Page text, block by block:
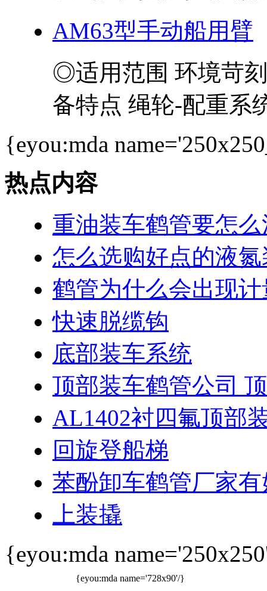
AM63型手动船用臂
◎适用范围 环境苛
备特点 绳轮-配重系
{eyou:mda
热点内容
重油装车鹤管要怎么
怎么选购好点的液氮
鹤管为什么会出现
快速脱缆钩
底部装车系统
顶部装车鹤管公司
AL1402衬四氟顶部
回旋登船梯
苯酚卸车鹤管厂家
上装撬
{eyou:mda
{eyou:mda name='728x90'/}